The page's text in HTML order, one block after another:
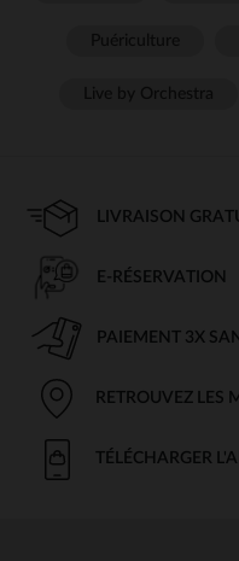
LIVRAISON
E-RÉSERVATION
PAIEMENT 3X
RETROUVEZ LES
TÉLÉCHARGER